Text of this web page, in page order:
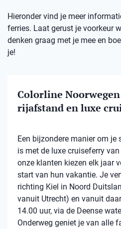
Hieronder vind je meer
ferries. Laat gerust je voorkeur
denken graag met je mee en
je!
Colorline
rijafstand en luxe
Een bijzondere manier om je
is met de luxe cruiseferry
onze klanten kiezen elk jaar
start van hun vakantie. Je
richting Kiel in Noord
vanuit Utrecht) en vanuit
14.00 uur, via de Deense
Onderweg geniet je van alle